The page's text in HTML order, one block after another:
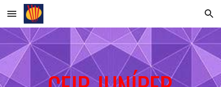
Skip to main content Skip to navigation